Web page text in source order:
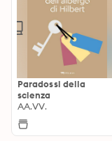
Paradossi della
scienza
AA.VV.